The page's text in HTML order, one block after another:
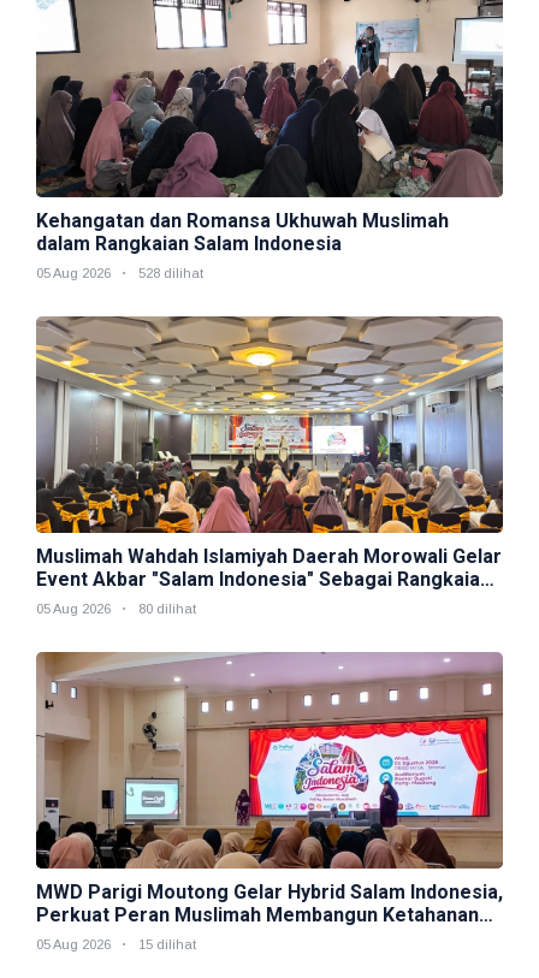
Kehangatan dan Romansa Ukhuwah Muslimah
dalam Rangkaian Salam Indonesia
05 Aug 2026 528 dilihat
Muslimah Wahdah Islamiyah Daerah Morowali Gelar
Event Akbar "Salam Indonesia" Sebagai Rangkaian
Muktamar V
05 Aug 2026 80 dilihat
MWD Parigi Moutong Gelar Hybrid Salam Indonesia,
Perkuat Peran Muslimah Membangun Ketahanan
Keluarga
05 Aug 2026 15 dilihat